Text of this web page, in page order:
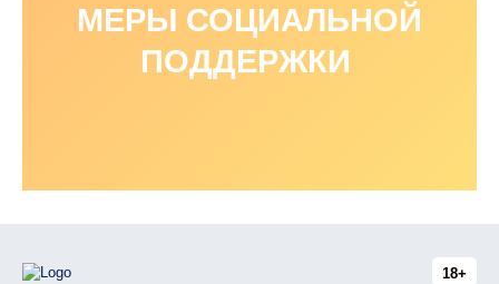
МЕРЫ СОЦИАЛЬНОЙ
ПОДДЕРЖКИ
18+